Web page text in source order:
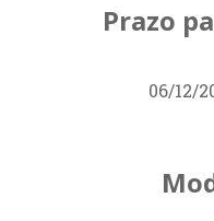
RESPONSÁVEL
ISABEL
Prazo
06/12/